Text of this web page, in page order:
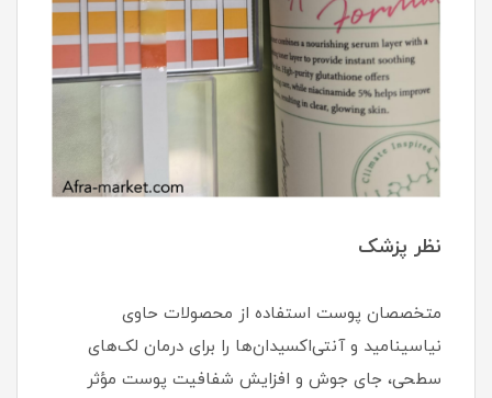
نظر پزشک
متخصصان پوست استفاده از محصولات حاوی
نیاسینامید و آنتی‌اکسیدان‌ها را برای درمان لک‌های
سطحی، جای جوش و افزایش شفافیت پوست مؤثر